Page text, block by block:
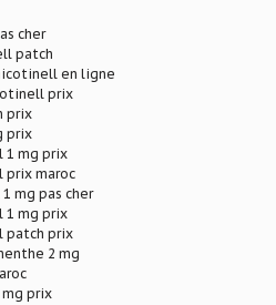
cher
patch
en ligne
prix
prix
prix
1 mg prix
maroc
mg pas cher
1 mg prix
patch prix
2 mg
prix